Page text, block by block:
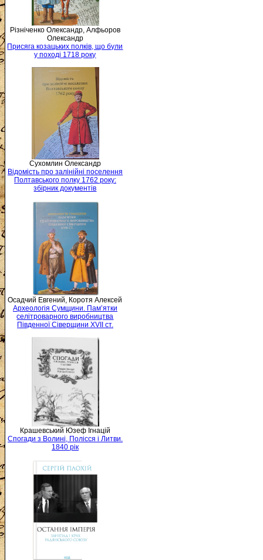
Різніченко Олександр, Алфьоров
Олександр
Присяга козацьких полків, що були
у поході 1718 року
Сухомлин Олександр
Відомість про залінійні поселення
Полтавського полку 1762 року:
збірник документів
Осадчий Евгений, Коротя Алексей
Археологія Сумщини. Пам’ятки
селітроварного виробництва
Південної Сіверщини XVII ст.
Крашевський Юзеф Ігнацій
Спогади з Волині, Полісся і Литви.
1840 рік